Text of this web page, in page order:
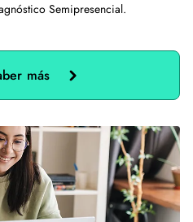
Semipresencial.
más